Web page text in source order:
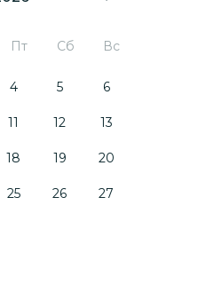
Пт Сб Вс
4 5 6
11 12 13
18 19 20
25 26 27